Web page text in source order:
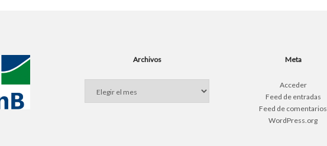
Archivos Meta
Acceder
Feed de entradas
Feed de comentarios
WordPress.org